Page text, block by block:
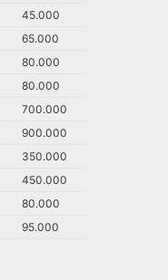
45.000
65.000
80.000
80.000
700.000
900.000
350.000
450.000
80.000
95.000